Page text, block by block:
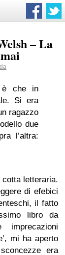
– La
è che in
Si era
ragazzo
due
l’altra:
letteraria.
di efebici
il fatto
libro da
mi ha aperto
era